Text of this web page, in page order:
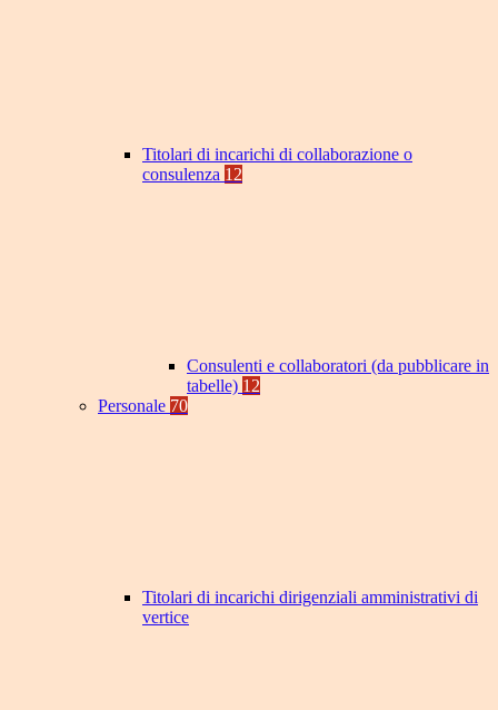
Titolari di incarichi di collaborazione o
consulenza 12
Consulenti e collaboratori (da pubblicare in
tabelle) 12
Personale 70
Titolari di incarichi dirigenziali amministrativi di
vertice